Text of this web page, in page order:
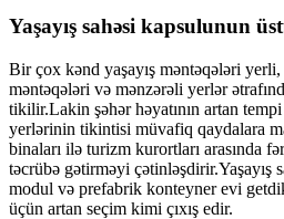
Yaşayış sahəsi kapsulunun
Bir çox kənd yaşayış məntəqələri yerli,
məntəqələri və mənzərəli yerlər
tikilir.Lakin şəhər həyatının artan
yerlərinin tikintisi müvafiq qaydalara
binaları ilə turizm kurortları arasında
təcrübə gətirməyi çətinləşdirir.Yaşayış
modul və prefabrik konteyner evi
üçün artan seçim kimi çıxış edir.